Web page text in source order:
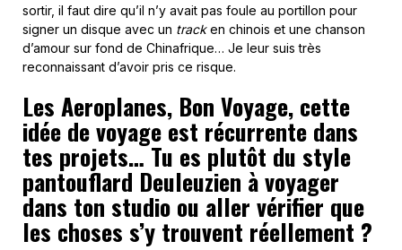
sortir, il faut dire qu’il n’y avait pas foule au portillon pour
signer un disque avec un tracken chinois et une chanson
d’amour sur fond de Chinafrique… Je leur suis très
reconnaissant d’avoir pris ce risque.
Les Aeroplanes, Bon Voyage, cette
idée de voyage est récurrente dans
tes projets… Tu es plutôt du style
pantouflard Deuleuzien à voyager
dans ton studio ou aller vérifier que
les choses s’y trouvent réellement ?